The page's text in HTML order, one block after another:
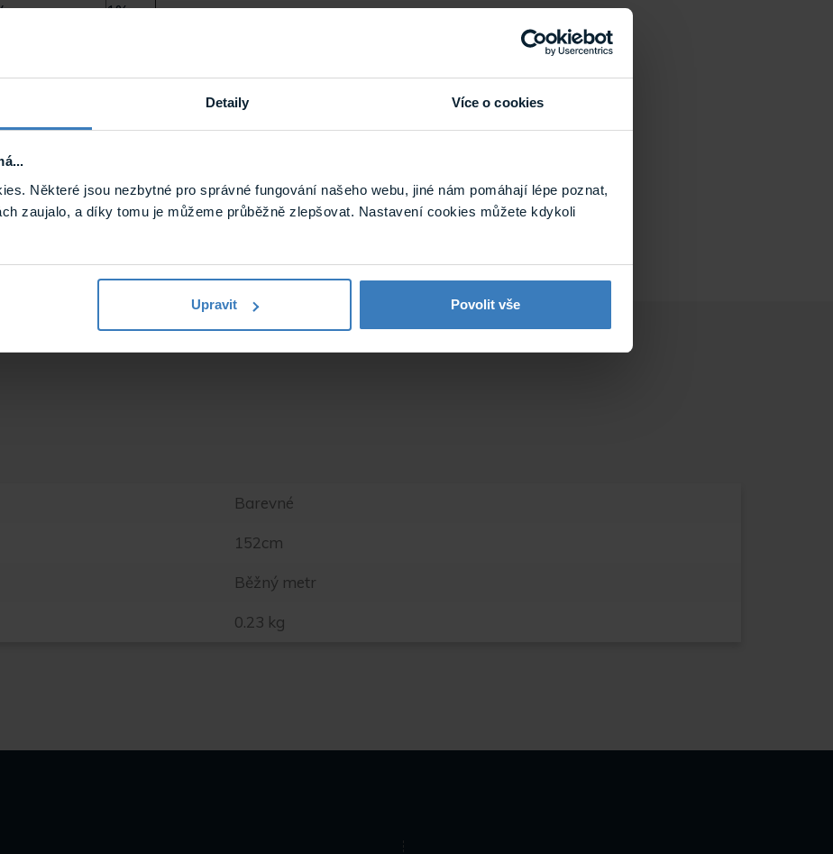
Detaily Více o cookies
Některé jsou nezbytné pro správné fungování našeho webu, jiné nám pomáhají lépe poznat,
zaujalo, a díky tomu je můžeme průběžně zlepšovat. Nastavení cookies můžete kdykoli
Upravit Povolit vše
1%
světla:
energie:
energie: 47%
Barevné
152cm
Běžný metr
0.23 kg